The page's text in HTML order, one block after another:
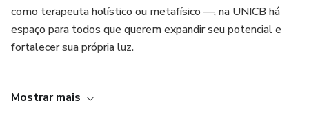
conectando-se com a sabedoria natural e utilizando o
poder delas para transformar sua saúde, sua energia e seu
destino. 🌸✨
como terapeuta holístico ou metafísico —, na UNICB há
espaço para todos que querem expandir seu potencial e
fortalecer sua própria luz.
luz e magia!
Mostrar mais